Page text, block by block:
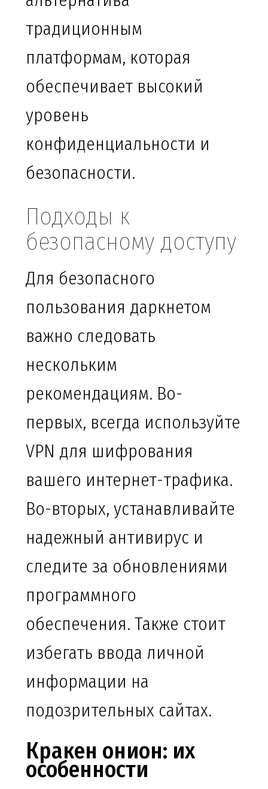
традиционным
платформам, которая
обеспечивает высокий
уровень
конфиденциальности и
безопасности.
Подходы к
безопасному доступу
Для безопасного
пользования даркнетом
важно следовать
нескольким
рекомендациям. Во-
первых, всегда используйте
VPN для шифрования
вашего интернет-трафика.
Во-вторых, устанавливайте
надежный антивирус и
следите за обновлениями
программного
обеспечения. Также стоит
избегать ввода личной
информации на
подозрительных сайтах.
Кракен онион: их
особенности